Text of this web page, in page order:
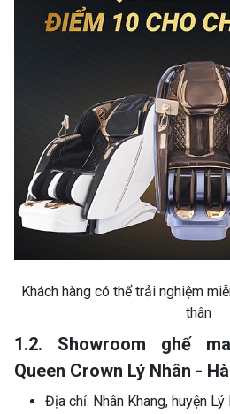
Khách hàng có thể trải nghiệm
thân
1.2. Showroom ghế
Queen Crown Lý Nhân -
Địa chỉ: Nhân Khang, huyện Lý